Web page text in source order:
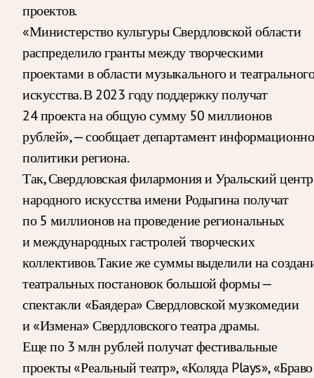
проектов.
«Министерство культуры Свердловской области
распределило гранты между творческими
проектами в области музыкального и
искусства. В 2023 году поддержку получат
24 проекта на общую сумму 50 миллионов
рублей», — сообщает департамент
политики региона.
Так, Свердловская филармония и Уральский центр
народного искусства имени Родыгина получат
по 5 миллионов на проведение региональных
и международных гастролей творческих
коллективов. Такие же суммы выделили на
театральных постановок большой формы —
спектакли «Баядера» Свердловской музкомедии
и «Измена» Свердловского театра драмы.
Еще по 3 млн рублей получат фестивальные
проекты «Реальный театр», «Коляда Plays»,